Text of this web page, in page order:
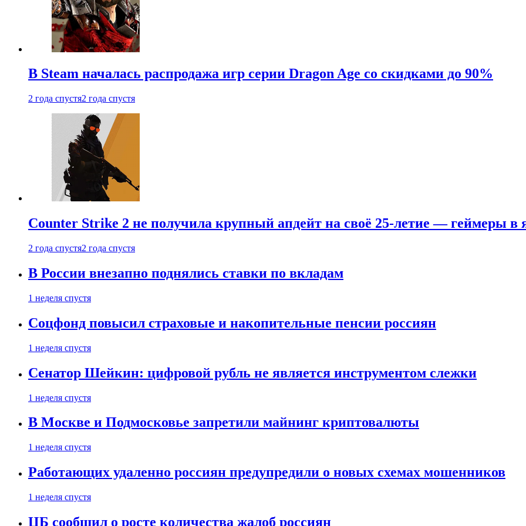
В Steam началась распродажа игр серии Dragon Age со скидками до 90%
2 года спустя2 года спустя
Counter Strike 2 не получила крупный апдейт на своё 25-летие — геймеры в
2 года спустя2 года спустя
В России внезапно поднялись ставки по вкладам
1 неделя спустя
Соцфонд повысил страховые и накопительные пенсии россиян
1 неделя спустя
Сенатор Шейкин: цифровой рубль не является инструментом слежки
1 неделя спустя
В Москве и Подмосковье запретили майнинг криптовалюты
1 неделя спустя
Работающих удаленно россиян предупредили о новых схемах мошенников
1 неделя спустя
ЦБ сообщил о росте количества жалоб россиян